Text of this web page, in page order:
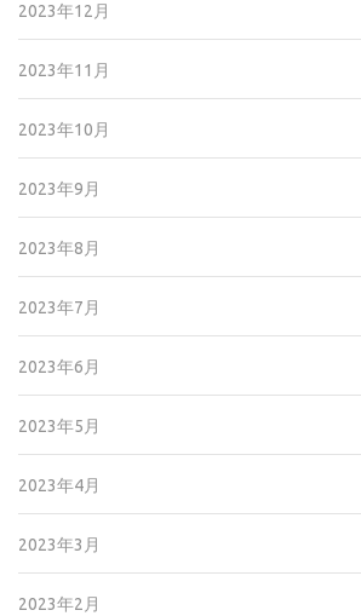
2023年12月
2023年11月
2023年10月
2023年9月
2023年8月
2023年7月
2023年6月
2023年5月
2023年4月
2023年3月
2023年2月